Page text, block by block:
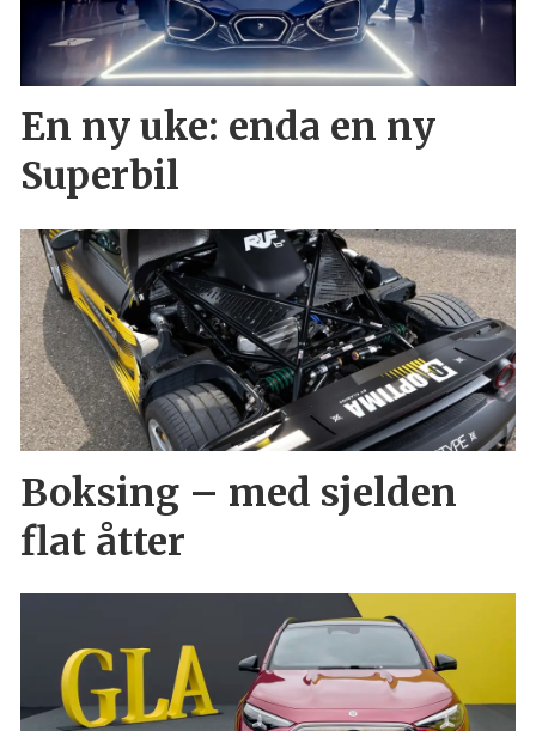
En ny uke: enda en ny
Superbil
Boksing – med sjelden
flat åtter